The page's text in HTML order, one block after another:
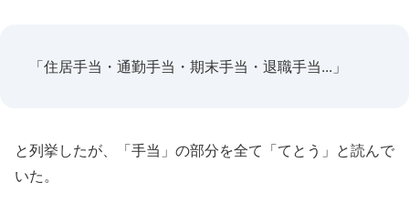
「住居手当・通勤手当・期末手当・退職手当...」
と列挙したが、「手当」の部分を全て「てとう」と読んで
いた。